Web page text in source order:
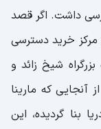
داشت. اگر قصد
مرکز خرید دسترسی
شیخ زائد و
خارج شوید‌. از آنجایی که مارینا
بنا گردیده، این